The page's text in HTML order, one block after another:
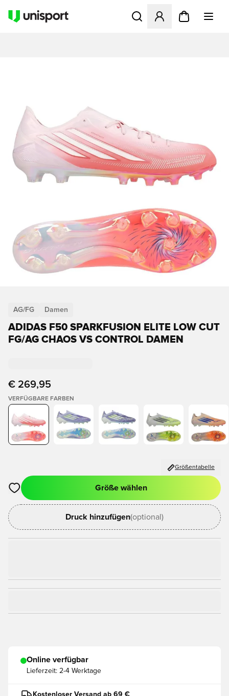
Öffnet ein Fenster zum
AG/FG Damen
ADIDAS F50 SPARKFUSION ELITE LOW CUT
FG/AG CHAOS VS CONTROL DAMEN
€ 269,95
VERFÜGBARE FARBEN
Größentabelle
Öffnet ein Fenster zum Anmelden oder Registrieren als
Größe wählen
Druck hinzufügen(optional)
Online verfügbar
Lieferzeit: 2-4 Werktage
Kostenloser Versand ab 69 €